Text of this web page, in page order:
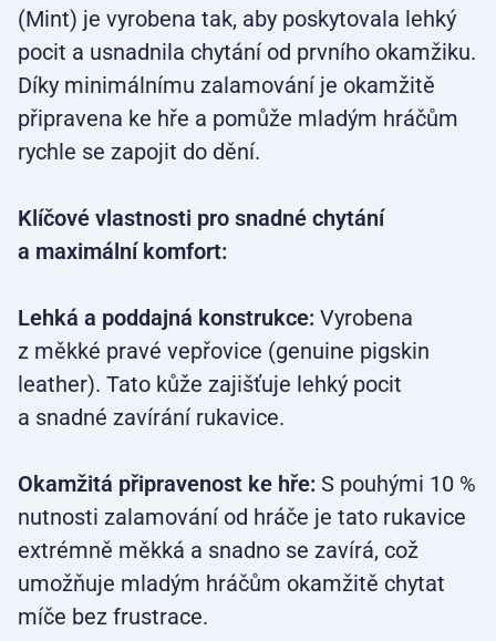
(Mint) je vyrobena tak, aby poskytovala lehký
pocit a usnadnila chytání od prvního okamžiku.
Díky minimálnímu zalamování je okamžitě
připravena ke hře a pomůže mladým hráčům
rychle se zapojit do dění.
Klíčové vlastnosti pro snadné chytání
a maximální komfort:
Lehká a poddajná konstrukce: Vyrobena
z měkké pravé vepřovice (genuine pigskin
leather). Tato kůže zajišťuje lehký pocit
a snadné zavírání rukavice.
Okamžitá připravenost ke hře: S pouhými 10 %
nutnosti zalamování od hráče je tato rukavice
extrémně měkká a snadno se zavírá, což
umožňuje mladým hráčům okamžitě chytat
míče bez frustrace.